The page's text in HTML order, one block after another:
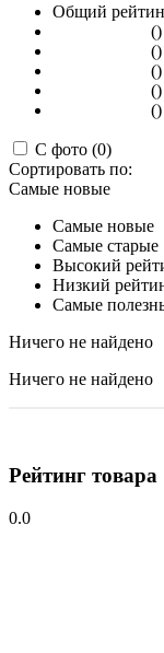
Общий
()
()
()
()
()
С фото (0)
Сортировать по:
Самые новые
Самые новые
Самые старые
Высокий
Низкий
Самые
Ничего не найдено
Ничего не найдено
Рейтинг товара
0.0